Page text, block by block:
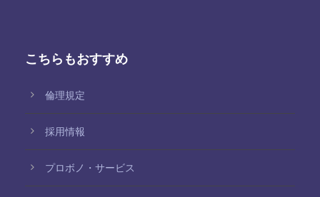
こちらもおすすめ
倫理規定
採用情報
プロボノ・サービス